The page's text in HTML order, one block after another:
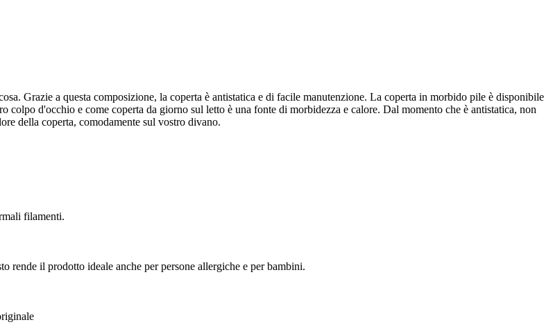
Grazie a questa composizione, la coperta è antistatica e di facile manutenzione. La coperta in morbido pile è disponibile
colpo d'occhio e come coperta da giorno sul letto è una fonte di morbidezza e calore. Dal momento che è antistatica, non
della coperta, comodamente sul vostro divano.
filamenti.
rende il prodotto ideale anche per persone allergiche e per bambini.